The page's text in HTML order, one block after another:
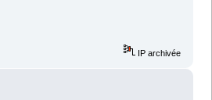
IP archivée